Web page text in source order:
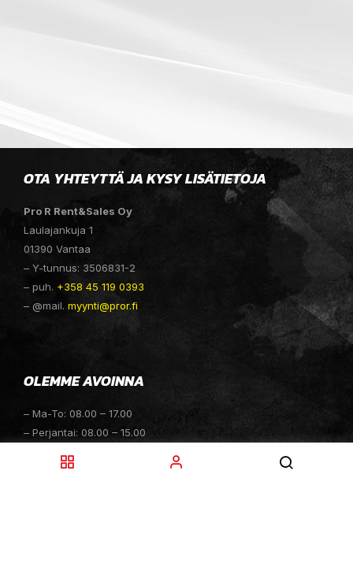
OTA YHTEYTTÄ JA KYSY LISÄTIETOJA
Pro R Rent&Sales Oy
Laulajankuja 1
01390 Vantaa
– Y-tunnus: 3506831-2
– puh. +358 45 119 0393
– @mail. myynti@pror.fi
OLEMME AVOINNA
– Ma-To: 08.00 – 17.00
– Perjantai: 08.00 – 15.00
– Sunnuntai: Suljettu